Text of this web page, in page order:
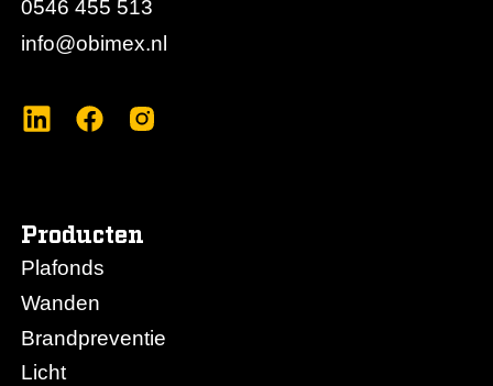
0546 455 513
info@obimex.nl
Producten
Plafonds
Wanden
Brandpreventie
Licht